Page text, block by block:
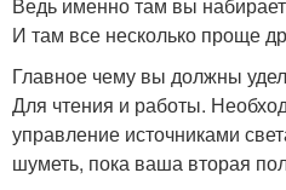
Ведь именно там вы
И там все несколько проще
Главное чему вы должны
Для чтения и работы.
управление источниками
шуметь, пока ваша вторая